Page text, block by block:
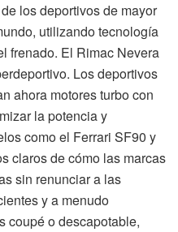
los deportivos de mayor
utilizando tecnología
frenado. El Rimac Nevera
Los deportivos
ahora motores turbo con
la potencia y
como el Ferrari SF90 y
claros de cómo las marcas
sin renunciar a las
y a menudo
coupé o descapotable,